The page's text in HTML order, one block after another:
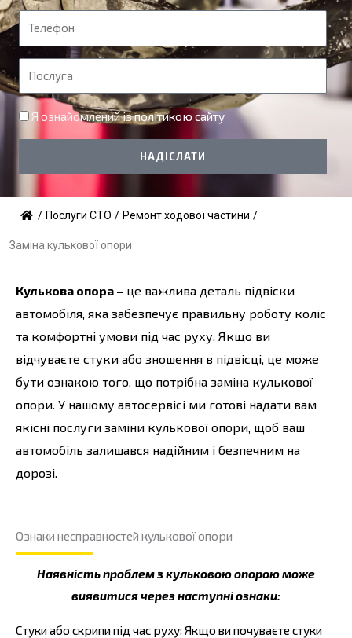
'Т
е
л
е
ф
о
с
г
а
Я ознайомлений ізполітикою сайту
НАДІСЛАТИ
/ Послуги СТО / Ремонт ходової частини /
Заміна кулькової опори
Кулькова опора – це важлива деталь підвіски
автомобіля, яка забезпечує правильну роботу коліс
та комфортні умови під час руху. Якщо ви
відчуваєте стуки або зношення в підвісці, це може
бути ознакою того, що потрібна заміна кулькової
опори. У нашому автосервісі ми готові надати вам
якісні послуги заміни кулькової опори, щоб ваш
автомобіль залишався надійним і безпечним на
дорозі.
Ознаки несправностей кулькової опори
Наявність проблем з кульковою опорою може
виявитися через наступні ознаки:
Стуки або скрипи під час руху: Якщо ви почуваєте стуки